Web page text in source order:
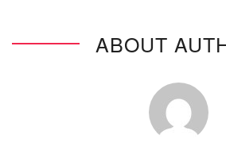
ABOUT